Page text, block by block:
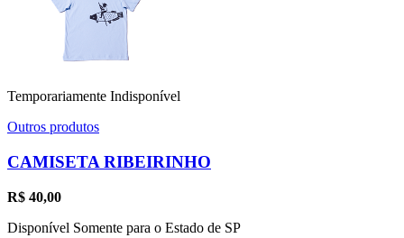
Temporariamente Indisponível
Outros produtos
CAMISETA RIBEIRINHO
R$ 40,00
Disponível Somente para o Estado de SP